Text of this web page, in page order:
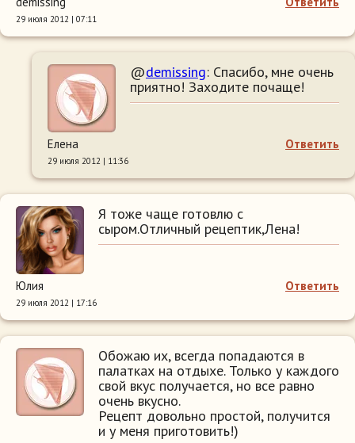
29 июля 2012 | 07:11
@demissing: Спасибо, мне очень
приятно! Заходите почаще!
Ответить
Елена
29 июля 2012 | 11:36
Я тоже чаще готовлю с
сыром.Отличный рецептик,Лена!
Ответить
Юлия
29 июля 2012 | 17:16
Обожаю их, всегда попадаются в
палатках на отдыхе. Только у каждого
свой вкус получается, но все равно
очень вкусно.
Рецепт довольно простой, получится
и у меня приготовить!)